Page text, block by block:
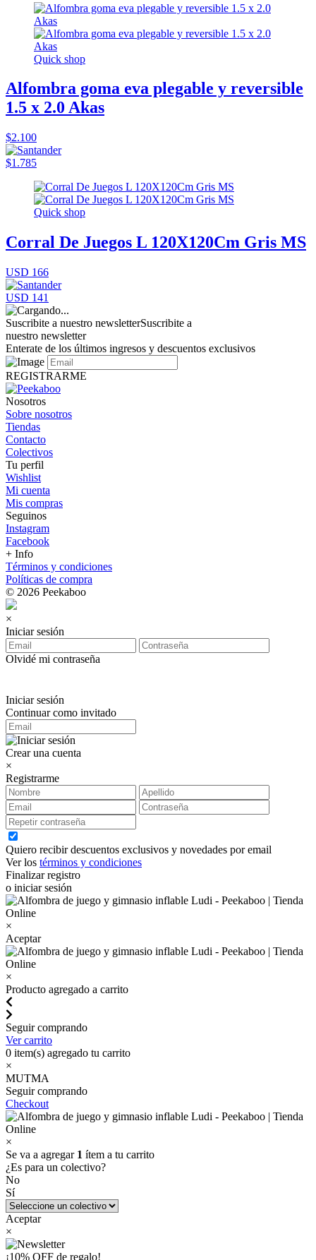
Quick shop
Alfombra goma eva plegable y reversible
1.5 x 2.0 Akas
$2.100
$1.785
Quick shop
Corral De Juegos L 120X120Cm Gris MS
USD 166
USD 141
Suscribite a nuestro newsletterSuscribite a
nuestro newsletter
Enterate de los últimos ingresos y descuentos exclusivos
REGISTRARME
Nosotros
Sobre nosotros
Tiendas
Contacto
Colectivos
Tu perfil
Wishlist
Mi cuenta
Mis compras
Seguinos
Instagram
Facebook
+ Info
Términos y condiciones
Políticas de compra
© 2026 Peekaboo
×
Iniciar sesión
Olvidé mi contraseña
Iniciar sesión
Continuar como invitado
Crear una cuenta
×
Registrarme
Quiero recibir descuentos exclusivos y novedades por email
Ver los términos y condiciones
Finalizar registro
o iniciar sesión
×
Aceptar
×
Producto agregado a carrito
Seguir comprando
Ver carrito
0 item(s) agregado tu carrito
×
MUTMA
Seguir comprando
Checkout
×
Se va a agregar 1 ítem a tu carrito
¿Es para un colectivo?
No
Sí
Aceptar
×
¡10% OFF de regalo!